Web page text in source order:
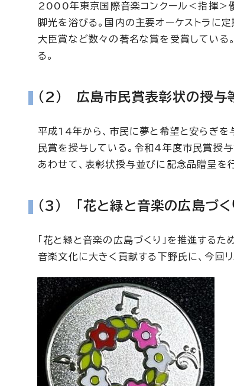
2000年東京国際音楽コンクール＜指揮＞
脚光を浴びる。国内の主要オーケストラに
大臣賞など数々の著名な賞を受賞している
る。
（2） 広島市民賞表彰状の授与
平成14年から、市民に夢と希望と安らぎを
民賞を授与している。令和4年度市民賞授
あわせて、表彰状授与並びに記念品贈呈を行
（3） 「花と緑と音楽の広島づく
「花と緑と音楽の広島づくり」を推進する
音楽文化に大きく貢献する下野氏に、今回リ